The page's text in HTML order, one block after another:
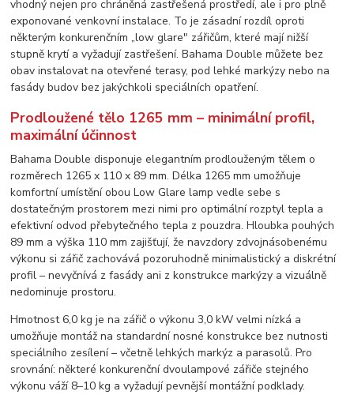
vhodný nejen pro chráněná zastřešená prostředí, ale i pro plně
exponované venkovní instalace. To je zásadní rozdíl oproti
některým konkurenčním „low glare" zářičům, které mají nižší
stupně krytí a vyžadují zastřešení. Bahama Double můžete bez
obav instalovat na otevřené terasy, pod lehké markýzy nebo na
fasády budov bez jakýchkoli speciálních opatření.
Prodloužené tělo 1265 mm – minimální profil,
maximální účinnost
Bahama Double disponuje elegantním prodlouženým tělem o
rozměrech 1265 x 110 x 89 mm. Délka 1265 mm umožňuje
komfortní umístění obou Low Glare lamp vedle sebe s
dostatečným prostorem mezi nimi pro optimální rozptyl tepla a
efektivní odvod přebytečného tepla z pouzdra. Hloubka pouhých
89 mm a výška 110 mm zajišťují, že navzdory zdvojnásobenému
výkonu si zářič zachovává pozoruhodně minimalistický a diskrétní
profil – nevyčnívá z fasády ani z konstrukce markýzy a vizuálně
nedominuje prostoru.
Hmotnost 6,0 kg je na zářič o výkonu 3,0 kW velmi nízká a
umožňuje montáž na standardní nosné konstrukce bez nutnosti
speciálního zesílení – včetně lehkých markýz a parasolů. Pro
srovnání: některé konkurenční dvoulampové zářiče stejného
výkonu váží 8–10 kg a vyžadují pevnější montážní podklady.